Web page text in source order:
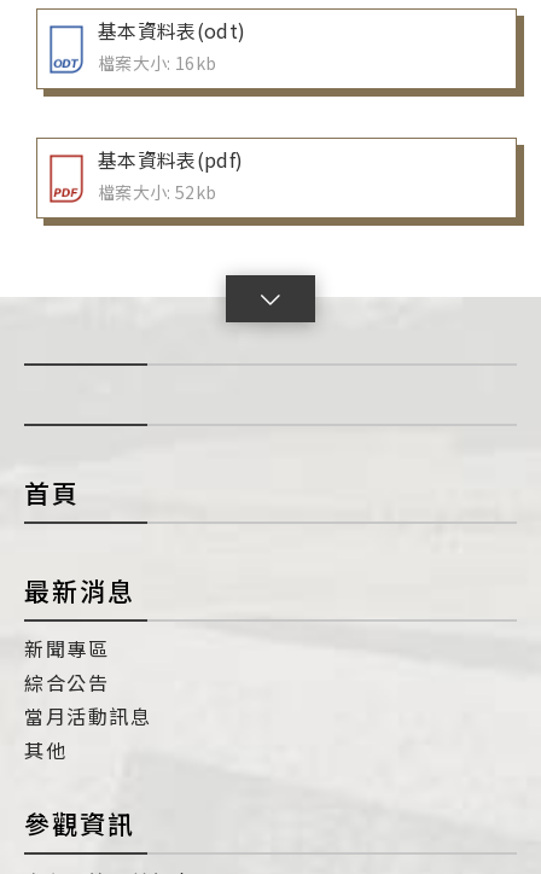
基本資料表(odt)
檔案大小: 16kb
基本資料表(pdf)
檔案大小: 52kb
首頁
最新消息
新聞專區
綜合公告
當月活動訊息
其他
參觀資訊